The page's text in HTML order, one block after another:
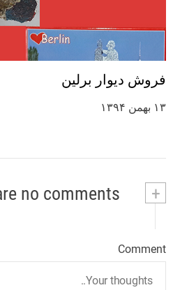
فروش دیوار برلین
۱۳ بهمن ۱۳۹۴
+
Comment